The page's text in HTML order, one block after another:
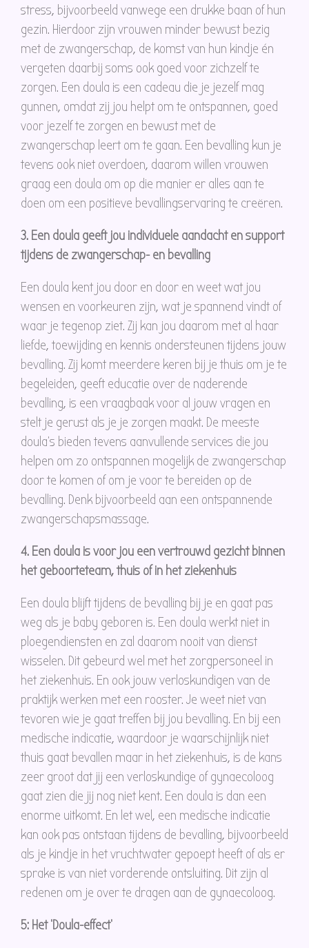
stress, bijvoorbeeld vanwege een drukke baan of hun
gezin. Hierdoor zijn vrouwen minder bewust bezig
met de zwangerschap, de komst van hun kindje én
vergeten daarbij soms ook goed voor zichzelf te
zorgen. Een doula is een cadeau die je jezelf mag
gunnen, omdat zij jou helpt om te ontspannen, goed
voor jezelf te zorgen en bewust met de
zwangerschap leert om te gaan. Een bevalling kun je
tevens ook niet overdoen, daarom willen vrouwen
graag een doula om op die manier er alles aan te
doen om een positieve bevallingservaring te creëren.
3. Een doula geeft jou individuele aandacht en support
tijdens de zwangerschap- en bevalling
Een doula kent jou door en door en weet wat jou
wensen en voorkeuren zijn, wat je spannend vindt of
waar je tegenop ziet. Zij kan jou daarom met al haar
liefde, toewijding en kennis ondersteunen tijdens jouw
bevalling. Zij komt meerdere keren bij je thuis om je te
begeleiden, geeft educatie over de naderende
bevalling, is een vraagbaak voor al jouw vragen en
stelt je gerust als je je zorgen maakt. De meeste
doula’s bieden tevens aanvullende services die jou
helpen om zo ontspannen mogelijk de zwangerschap
door te komen of om je voor te bereiden op de
bevalling. Denk bijvoorbeeld aan een ontspannende
zwangerschapsmassage.
4. Een doula is voor jou een vertrouwd gezicht binnen
het geboorteteam, thuis of in het ziekenhuis
Een doula blijft tijdens de bevalling bij je en gaat pas
weg als je baby geboren is. Een doula werkt niet in
ploegendiensten en zal daarom nooit van dienst
wisselen. Dit gebeurd wel met het zorgpersoneel in
het ziekenhuis. En ook jouw verloskundigen van de
praktijk werken met een rooster. Je weet niet van
tevoren wie je gaat treffen bij jou bevalling. En bij een
medische indicatie, waardoor je waarschijnlijk niet
thuis gaat bevallen maar in het ziekenhuis, is de kans
zeer groot dat jij een verloskundige of gynaecoloog
gaat zien die jij nog niet kent. Een doula is dan een
enorme uitkomt. En let wel, een medische indicatie
kan ook pas ontstaan tijdens de bevalling, bijvoorbeeld
als je kindje in het vruchtwater gepoept heeft of als er
sprake is van niet vorderende ontsluiting. Dit zijn al
redenen om je over te dragen aan de gynaecoloog.
5: Het ‘Doula-effect’